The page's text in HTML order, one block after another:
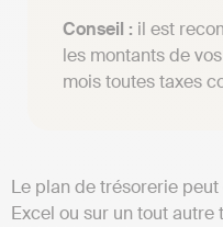
Conseil : il est
les montants de
mois toutes taxes
Le plan de trésorerie
Excel ou sur un tout autre